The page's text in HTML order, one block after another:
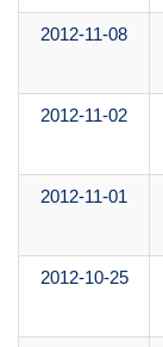
2012-11-08
2012-11-02
2012-11-01
2012-10-25